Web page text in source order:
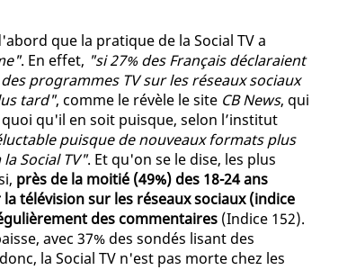
que la pratique de la Social TV a
. En effet, "si 27% des Français déclaraient
programmes TV sur les réseaux sociaux
tard", comme le révèle le site CB News, qui
qu'il en soit puisque, selon l’institut
puisque de nouveaux formats plus
Social TV". Et qu'on se le dise, les plus
près de la moitié (49%) des 18-24 ans
télévision sur les réseaux sociaux (indice
des commentaires (Indice 152).
avec 37% des sondés lisant des
la Social TV n'est pas morte chez les